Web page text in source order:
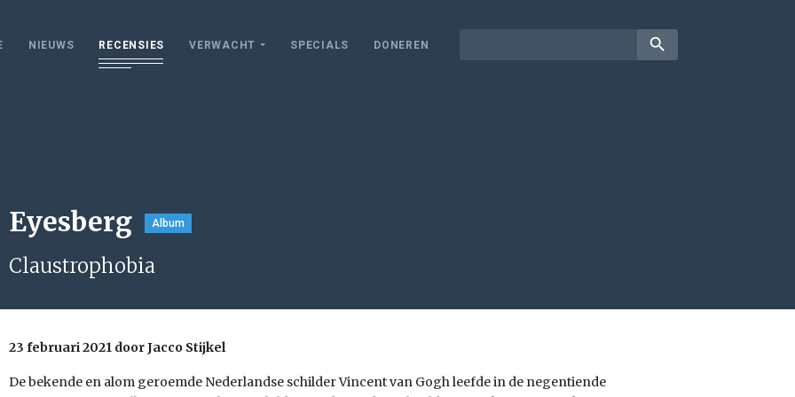
NIEUWS RECENSIES VERWACHT SPECIALS DONEREN search
Eyesberg Album
Claustrophobia
23 februari 2021 door Jacco Stijkel
De bekende en alom geroemde Nederlandse schilder Vincent van Gogh leefde in de negentiende